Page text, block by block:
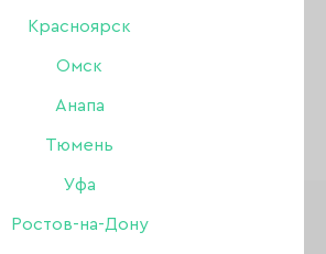
Красноярск
Омск
Анапа
Тюмень
Уфа
Ростов-на-Дону
ГЕЛЬ-КРАСКИ